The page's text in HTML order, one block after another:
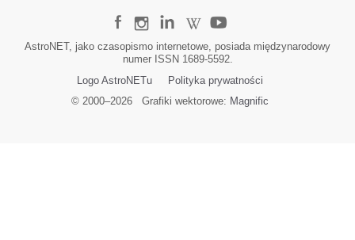
AstroNET, jako czasopismo internetowe, posiada międzynarodowy
numer ISSN 1689-5592.
Logo AstroNETu
Polityka prywatności
© 2000–2026Grafiki wektorowe: Magnific